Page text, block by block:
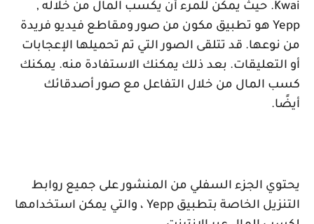
Kwai. حيث يمكن للمرء أن يكسب المال من خلاله ,
Yepp هو تطبيق مكون من صور ومقاطع فيديو فريدة
من نوعها. قد تتلقى الصور التي تم تحميلها الإعجابات
أو التعليقات. بعد ذلك يمكنك الاستفادة منه. يمكنك
كسب المال من خلال التفاعل مع صور أصدقائك
أيضًا.
يحتوي الجزء السفلي من المنشور على جميع روابط
التنزيل الخاصة بتطبيق Yepp ، والتي يمكن استخدامها